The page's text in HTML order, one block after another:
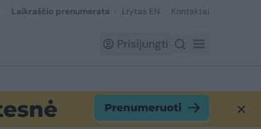
Laikraščio prenumerata Lrytas EN Kontaktai
Prisijungti